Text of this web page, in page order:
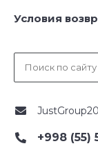
Условия
+998 (55)